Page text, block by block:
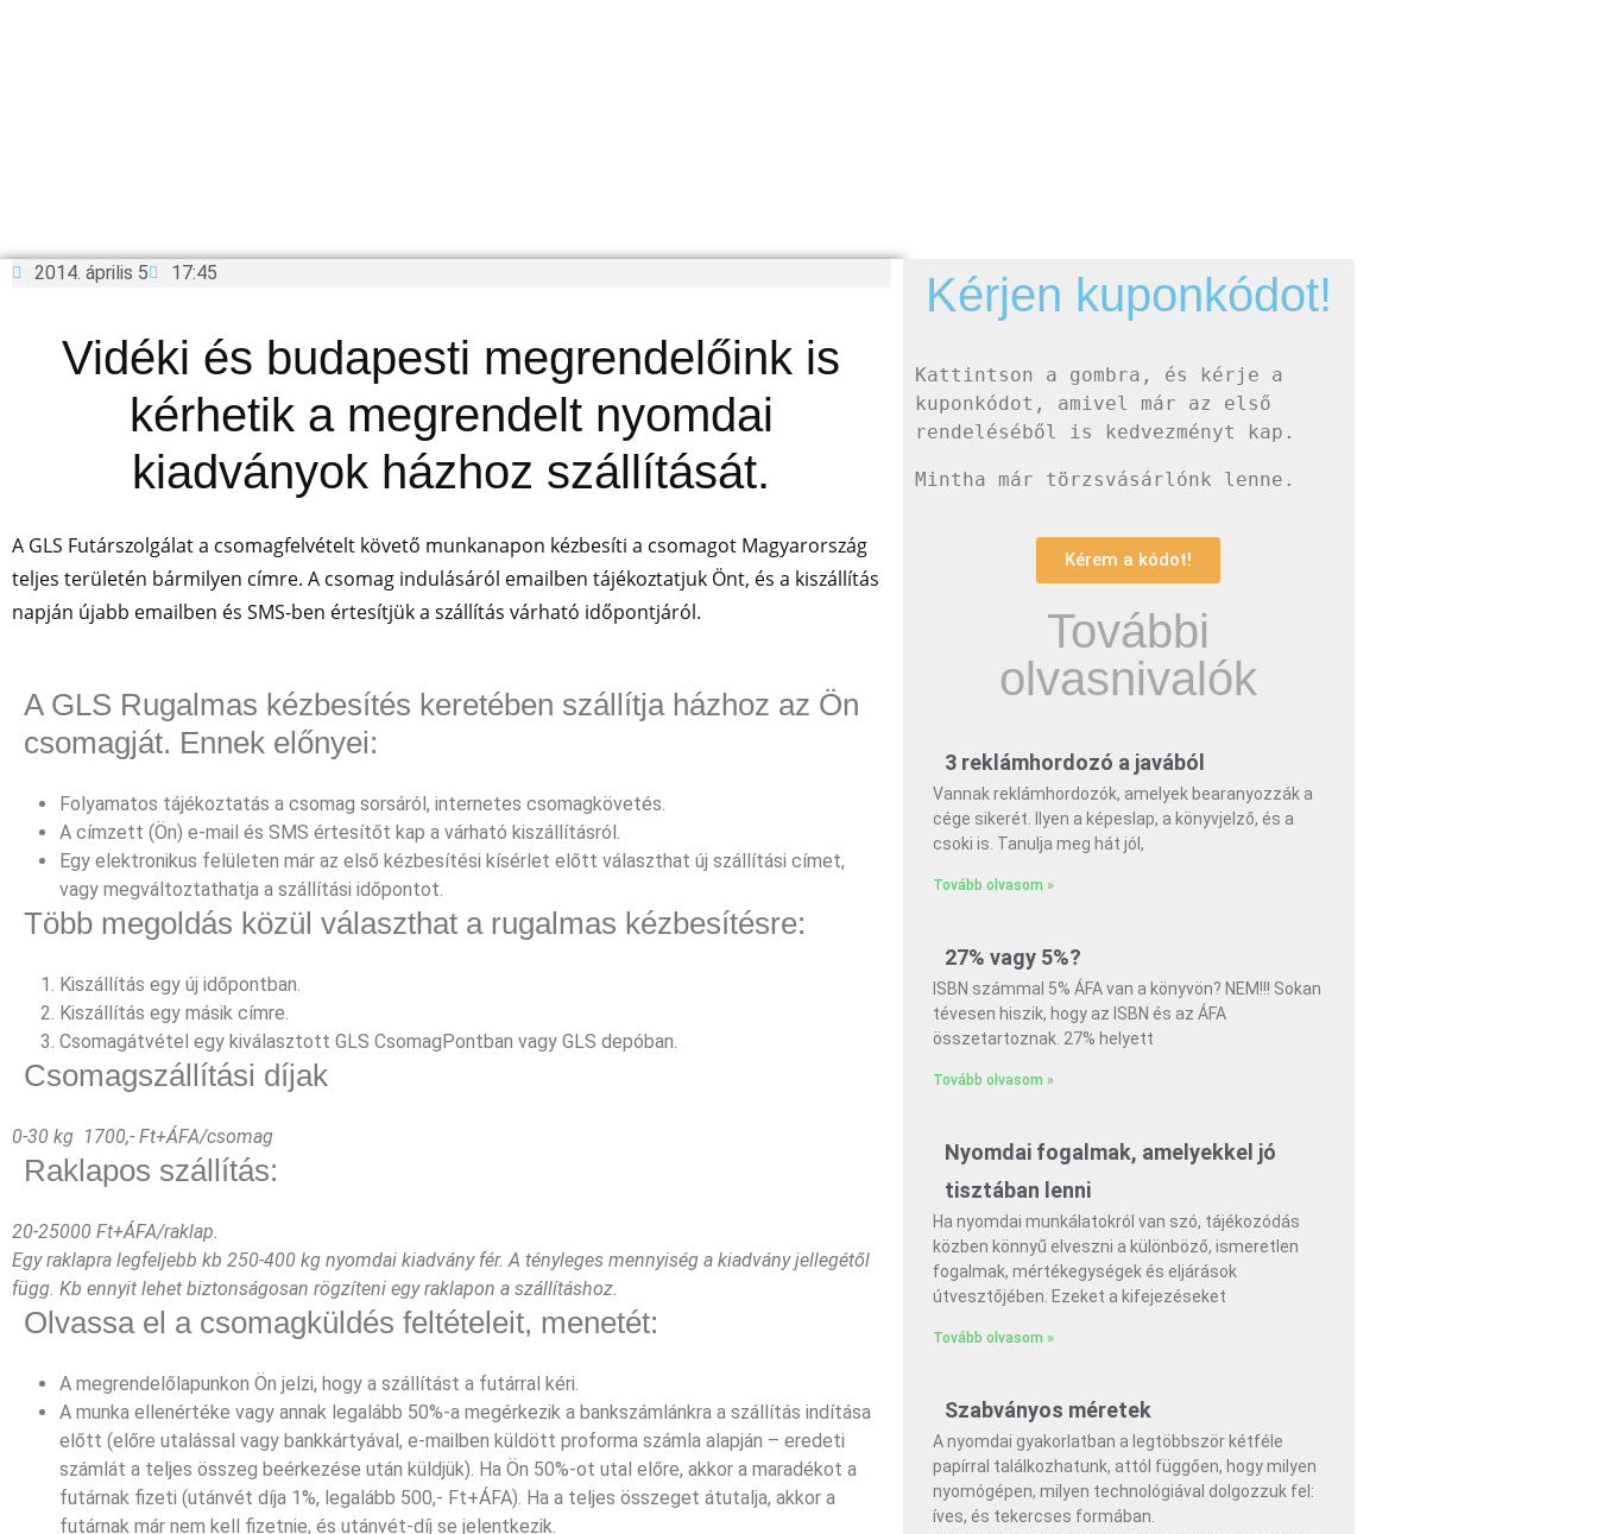
2014. április 5 17:45
Vidéki és budapesti megrendelőink is
kérhetik a megrendelt nyomdai
kiadványok házhoz szállítását.
A GLS Futárszolgálat a csomagfelvételt követő munkanapon kézbesíti a csomagot Magyarország
teljes területén bármilyen címre. A csomag indulásáról emailben tájékoztatjuk Önt, és a kiszállítás
napján újabb emailben és SMS-ben értesítjük a szállítás várható időpontjáról.
A GLS Rugalmas kézbesítés keretében szállítja házhoz az Ön
csomagját. Ennek előnyei:
Folyamatos tájékoztatás a csomag sorsáról, internetes csomagkövetés.
A címzett (Ön) e-mail és SMS értesítőt kap a várható kiszállításról.
Egy elektronikus felületen már az első kézbesítési kísérlet előtt választhat új szállítási címet,
vagy megváltoztathatja a szállítási időpontot.
Több megoldás közül választhat a rugalmas kézbesítésre:
Kiszállítás egy új időpontban.
Kiszállítás egy másik címre.
Csomagátvétel egy kiválasztott GLS CsomagPontban vagy GLS depóban.
Csomagszállítási díjak
0-30 kg 1700,- Ft+ÁFA/csomag
Raklapos szállítás:
20-25000 Ft+ÁFA/raklap.
Egy raklapra legfeljebb kb 250-400 kg nyomdai kiadvány fér. A tényleges mennyiség a kiadvány jellegétől
függ. Kb ennyit lehet biztonságosan rögzíteni egy raklapon a szállításhoz.
Olvassa el a csomagküldés feltételeit, menetét:
A megrendelőlapunkon Ön jelzi, hogy a szállítást a futárral kéri.
A munka ellenértéke vagy annak legalább 50%-a megérkezik a bankszámlánkra a szállítás indítása
előtt (előre utalással vagy bankkártyával, e-mailben küldött proforma számla alapján – eredeti
számlát a teljes összeg beérkezése után küldjük). Ha Ön 50%-ot utal előre, akkor a maradékot a
futárnak fizeti (utánvét díja 1%, legalább 500,- Ft+ÁFA). Ha a teljes összeget átutalja, akkor a
futárnak már nem kell fizetnie, és utánvét-díj se jelentkezik.
Kérjen kuponkódot!
Kattintson a gombra, és kérje a
kuponkódot, amivel már az első
rendeléséből is kedvezményt kap.
Kérem a kódot!
További
olvasnivalók
3 reklámhordozó a javából
Vannak reklámhordozók, amelyek bearanyozzák a
cége sikerét. Ilyen a képeslap, a könyvjelző, és a
csoki is. Tanulja meg hát jól,
Tovább olvasom »
27% vagy 5%?
ISBN számmal 5% ÁFA van a könyvön? NEM!!! Sokan
tévesen hiszik, hogy az ISBN és az ÁFA
összetartoznak. 27% helyett
Tovább olvasom »
Nyomdai fogalmak, amelyekkel jó
tisztában lenni
Ha nyomdai munkálatokról van szó, tájékozódás
közben könnyű elveszni a különböző, ismeretlen
fogalmak, mértékegységek és eljárások
útvesztőjében. Ezeket a kifejezéseket
Tovább olvasom »
Szabványos méretek
A nyomdai gyakorlatban a legtöbbször kétféle
papírral találkozhatunk, attól függően, hogy milyen
nyomógépen, milyen technológiával dolgozzuk fel:
íves, és tekercses formában.